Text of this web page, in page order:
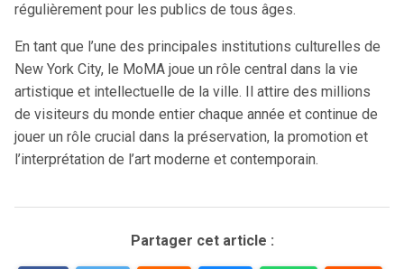
régulièrement pour les publics de tous âges.
En tant que l’une des principales institutions culturelles de
New York City, le MoMA joue un rôle central dans la vie
artistique et intellectuelle de la ville. Il attire des millions
de visiteurs du monde entier chaque année et continue de
jouer un rôle crucial dans la préservation, la promotion et
l’interprétation de l’art moderne et contemporain.
Partager cet article :